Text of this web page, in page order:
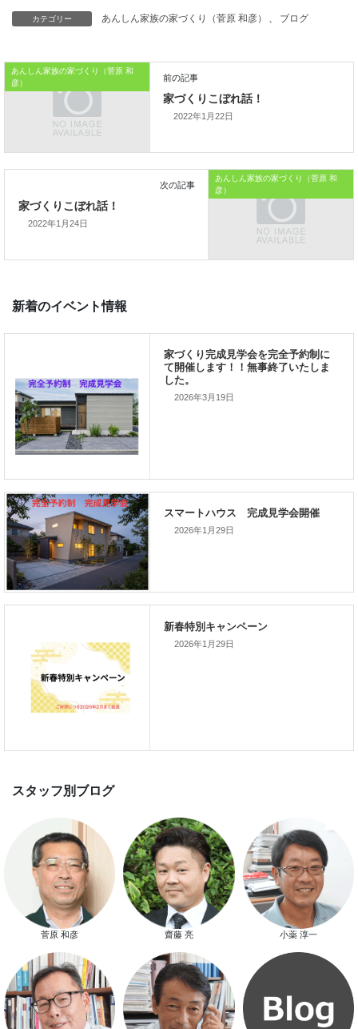
「節約して毎月○○円貯金しよう」と
データをよく見て考えていくことが
良いでしょう。
本日はこれまでです
では、では。
「家づくりを通じて、
カテゴリー あんしん家族の家づくり（菅原 和彦） 、 ブログ
あんしん家族の家づくり（菅原 和
彦）
前の記事
家づくりこぼれ話！
2022年1月22日
あんしん家族の家づくり（菅原 和
彦）
家づくりこぼれ話！
2022年1月24日
2026年3月19日
スマートハウス 完成見学会開催
2026年1月29日
新春特別キャンペーン
2026年1月29日
菅原 和彦 齋藤 亮 小薬 淳一